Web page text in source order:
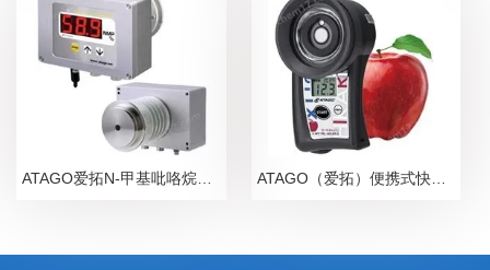
ATAGO（爱拓）便携式快速苹果无损糖度计